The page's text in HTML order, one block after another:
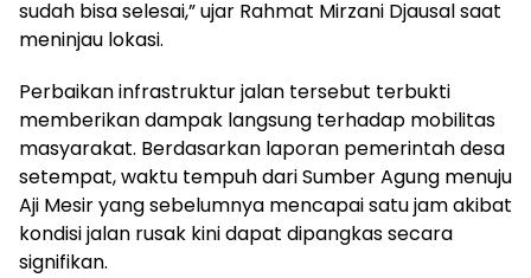
sudah bisa selesai,” ujar Rahmat Mirzani Djausal saat
meninjau lokasi.
Perbaikan infrastruktur jalan tersebut terbukti
memberikan dampak langsung terhadap mobilitas
masyarakat. Berdasarkan laporan pemerintah desa
setempat, waktu tempuh dari Sumber Agung menuju
Aji Mesir yang sebelumnya mencapai satu jam akibat
kondisi jalan rusak kini dapat dipangkas secara
signifikan.